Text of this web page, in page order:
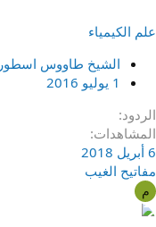
علم الكيمياء
الشيخ طاووس
1 يوليو 2016
الردود
المشاهدات
6 أبريل 2018
مفاتیح الغیب
م